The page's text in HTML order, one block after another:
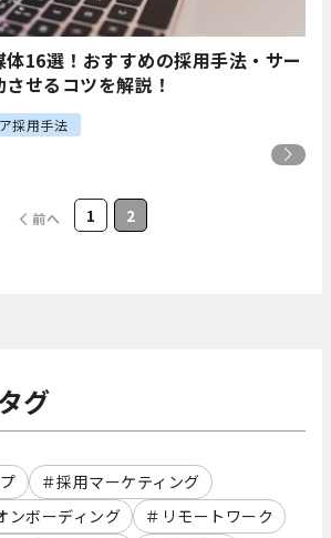
16選！おすすめの採用手法・サー
せるコツを解説！
採用手法
前へ 1 2
グ
採用マーケティング
ンボーディング
リモートワーク